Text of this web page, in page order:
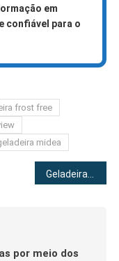
em
confiável para o
frost free
midea
Geladeira Midea 347 litros Para Cozinha Pequena [2025]
por meio dos